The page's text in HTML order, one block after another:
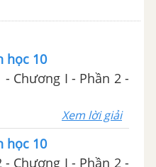
học 10
Chương I - Phần 2 -
Xem lời giải
học 10
Chương I - Phần 2 -